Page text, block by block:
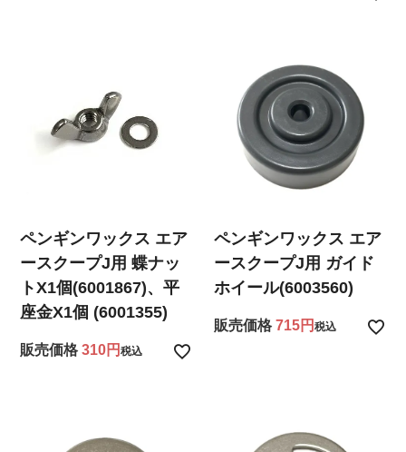
ペンギンワックス エア
ースクープJ用 蝶ナッ
トX1個(6001867)、平
座金X1個 (6001355)
販売価格 310 税込
ペンギンワックス エア
ースクープJ用 ガイド
ホイール(6003560)
販売価格 715 税込